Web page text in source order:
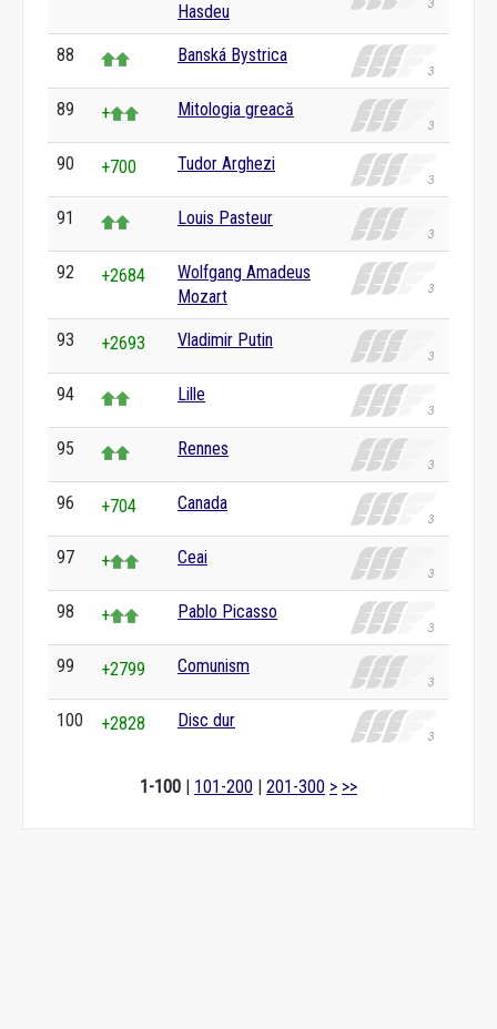
Hasdeu
88 Banská Bystrica
89 + Mitologia greacă
90 +700 Tudor Arghezi
91 Louis Pasteur
92 +2684
Wolfgang Amadeus
Mozart
93 +2693 Vladimir Putin
94 Lille
95 Rennes
96 +704 Canada
97 + Ceai
98 + Pablo Picasso
99 +2799 Comunism
100 +2828 Disc dur
1-100 | 101-200 | 201-300 > >>